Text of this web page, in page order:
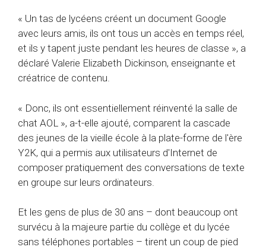
« Un tas de lycéens créent un document Google
avec leurs amis, ils ont tous un accès en temps réel,
et ils y tapent juste pendant les heures de classe », a
déclaré Valerie Elizabeth Dickinson, enseignante et
créatrice de contenu.
« Donc, ils ont essentiellement réinventé la salle de
chat AOL », a-t-elle ajouté, comparent la cascade
des jeunes de la vieille école à la plate-forme de l'ère
Y2K, qui a permis aux utilisateurs d'Internet de
composer pratiquement des conversations de texte
en groupe sur leurs ordinateurs.
Et les gens de plus de 30 ans – dont beaucoup ont
survécu à la majeure partie du collège et du lycée
sans téléphones portables – tirent un coup de pied